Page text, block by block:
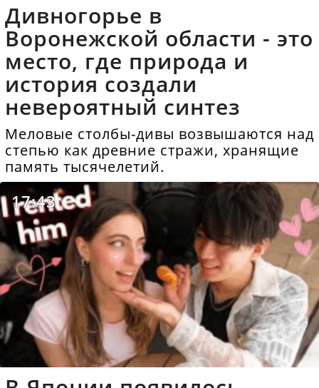
Дивногорье в
Воронежской области - это
место, где природа и
история создали
невероятный синтез
Меловые столбы-дивы возвышаются над
степью как древние стражи, хранящие
память тысячелетий.
17:43